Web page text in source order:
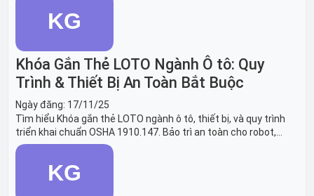
Khóa Gắn Thẻ LOTO Ngành Ô tô: Quy
Trình & Thiết Bị An Toàn Bắt Buộc
Ngày đăng: 17/11/25
Tìm hiểu Khóa gắn thẻ LOTO ngành ô tô, thiết bị, và quy trình
triển khai chuẩn OSHA 1910.147. Bảo trì an toàn cho robot,
băng tải sản xuất ô tô và dây chuyền lắp ráp xe hơi.